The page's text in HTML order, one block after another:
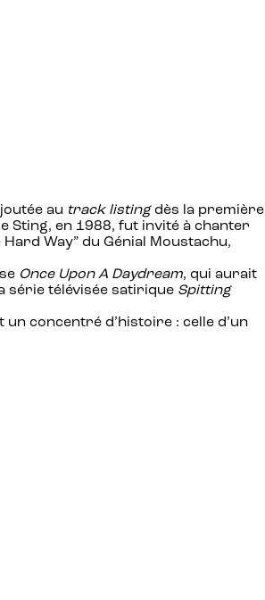
au track listingdès la première
Sting, en 1988, fut invité à chanter
Way” du Génial Moustachu,
Once Upon A Daydream, qui aurait
série télévisée satirique Spitting
un concentré d’histoire : celle d’un